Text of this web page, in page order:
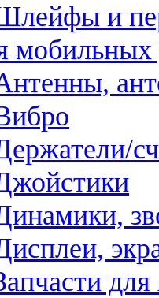
и
мобильных